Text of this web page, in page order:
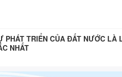
PHÁT TRIỂN CỦA ĐẤT NƯỚC LÀ
NHẤT